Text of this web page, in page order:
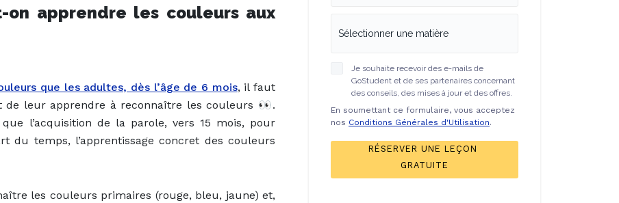
apprendre les couleurs aux
que les adultes, dès l’âge de 6 mois, il faut
de leur apprendre à reconnaître les couleurs 👀.
l’acquisition de la parole, vers 15 mois, pour
du temps, l’apprentissage concret des couleurs
les couleurs primaires (rouge, bleu, jaune) et,
Je souhaite recevoir des e-mails de
GoStudent et de ses partenaires concernant
des conseils, des mises à jour et des offres.
En soumettant ce formulaire, vous acceptez
nos Conditions Générales d'Utilisation.